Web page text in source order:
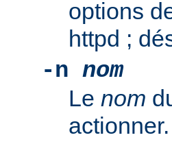
options
httpd ;
-n nom
Le nom
actionner.